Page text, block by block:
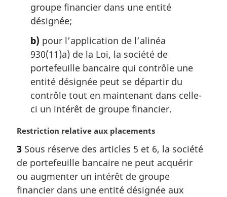
groupe financier dans une entité
désignée;
b) pour l’application de l’alinéa
930(11)a) de la Loi, la société de
portefeuille bancaire qui contrôle une
entité désignée peut se départir du
contrôle tout en maintenant dans celle-
ci un intérêt de groupe financier.
N
t
e
m
a
Restriction relative aux placements
3 Sous réserve des articles 5 et 6, la société
de portefeuille bancaire ne peut acquérir
ou augmenter un intérêt de groupe
financier dans une entité désignée aux